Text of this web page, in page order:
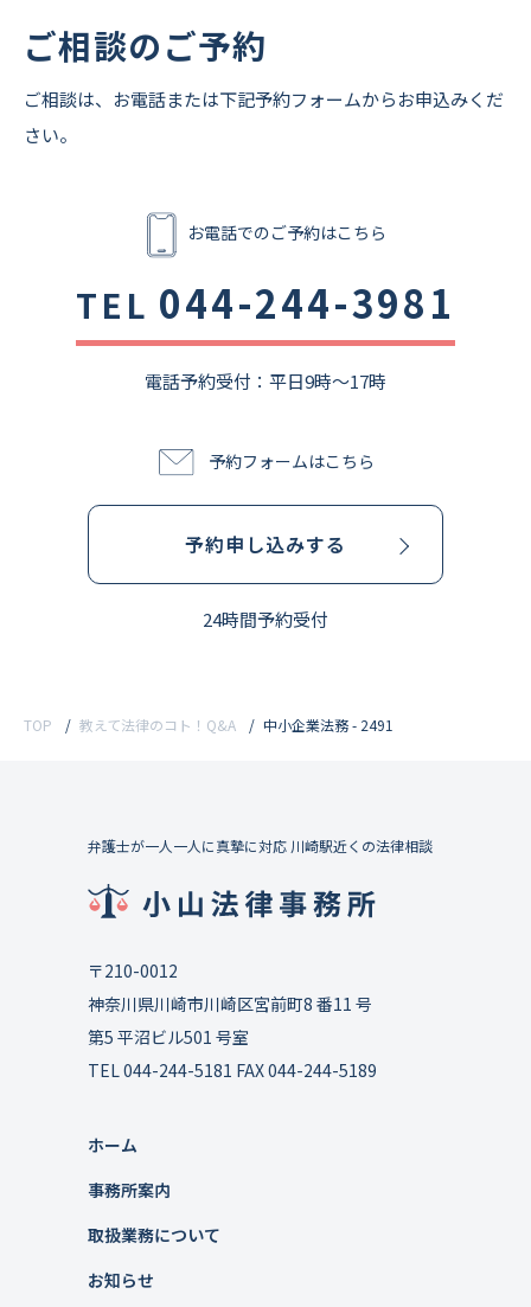
ご相談のご予約
ご相談は、お電話または下記予約フォームからお申込みくだ
さい。
お電話でのご予約はこちら
TEL 044-244-3981
電話予約受付：平⽇9時〜17時
予約フォームはこちら
予約申し込みする
24時間予約受付
TOP 教えて法律のコト！Q&A 中小企業法務 - 2491
弁護士が一人一人に真摯に対応 川崎駅近くの法律相談
〒210-0012
神奈川県川崎市川崎区宮前町8 番11 号
第5 平沼ビル501 号室
TEL 044-244-5181 FAX 044-244-5189
ホーム
事務所案内
取扱業務について
お知らせ